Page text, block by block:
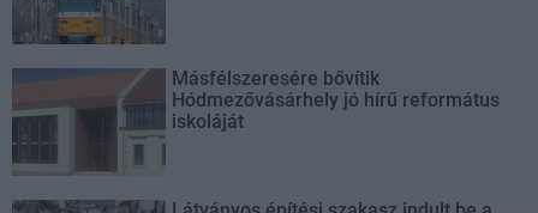
Másfélszeresére bővítik
Hódmezővásárhely jó hírű református
iskoláját